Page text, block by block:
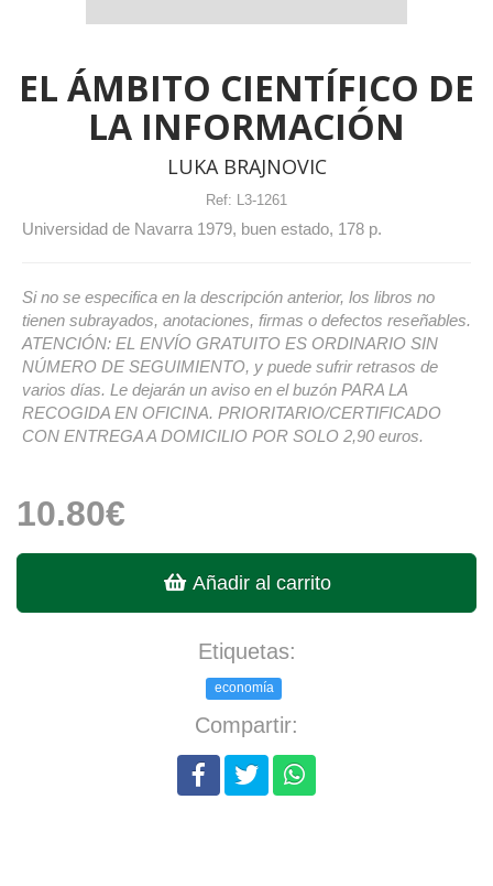
EL ÁMBITO CIENTÍFICO DE
LA INFORMACIÓN
LUKA BRAJNOVIC
Ref: L3-1261
Universidad de Navarra 1979, buen estado, 178 p.
Si no se especifica en la descripción anterior, los libros no
tienen subrayados, anotaciones, firmas o defectos reseñables.
ATENCIÓN: EL ENVÍO GRATUITO ES ORDINARIO SIN
NÚMERO DE SEGUIMIENTO, y puede sufrir retrasos de
varios días. Le dejarán un aviso en el buzón PARA LA
RECOGIDA EN OFICINA. PRIORITARIO/CERTIFICADO
CON ENTREGA A DOMICILIO POR SOLO 2,90 euros.
10.80€
Añadir al carrito
Etiquetas:
economía
Compartir: